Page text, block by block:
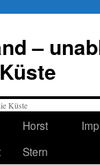
–
Horst
Stern